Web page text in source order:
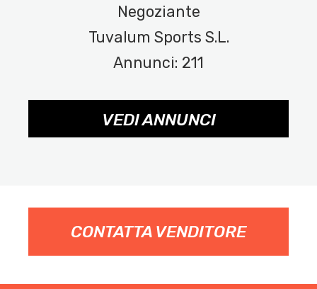
Negoziante
Tuvalum Sports S.L.
Annunci: 211
VEDI ANNUNCI
CONTATTA VENDITORE